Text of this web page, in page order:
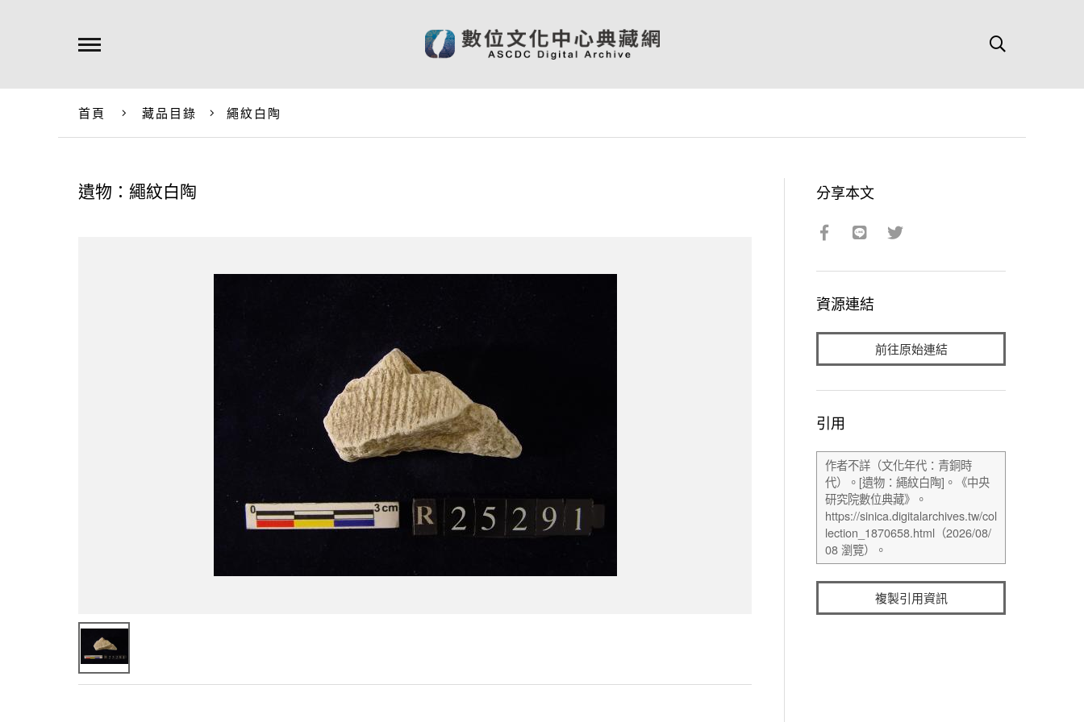
首頁 藏品目錄 繩紋白陶
遺物：繩紋白陶 分享本文
資源連結
前往原始連結
引用
複製引用資訊